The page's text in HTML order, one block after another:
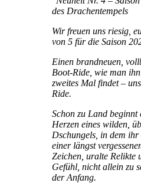
des Drachentempels
Wir freuen uns riesig,
von 5 für die Saison
Einen brandneuen,
Boot-Ride, wie man
zweites Mal findet –
Ride.
Schon zu Land
Herzen eines wilden,
Dschungels, in dem ihr
einer längst
Zeichen, uralte Relikte
Gefühl, nicht allein zu
der Anfang.